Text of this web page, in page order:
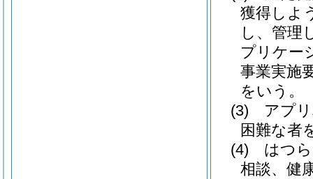
獲得しよ
し、管理
プリケー
事業実施
をいう。
(3)
アプ
困難な者
(4)
はつ
相談、健